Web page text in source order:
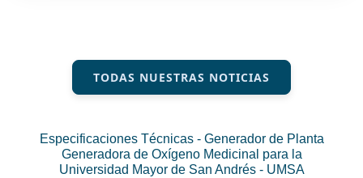
TODAS NUESTRAS NOTICIAS
Especificaciones Técnicas - Generador de Planta
Generadora de Oxígeno Medicinal para la
Universidad Mayor de San Andrés - UMSA